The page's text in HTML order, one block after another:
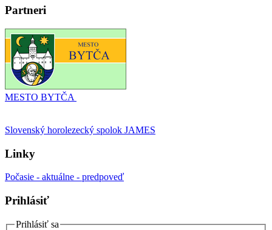
Partneri
MESTO BYTČA
Slovenský horolezecký spolok JAMES
Linky
Počasie - aktuálne - predpoveď
Prihlásiť
Prihlásiť sa